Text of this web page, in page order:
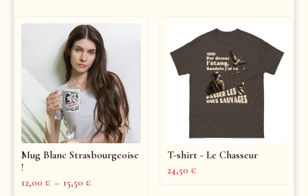
Mug Blanc Strasbourgeoise
!
12,00 € – 15,50 €
T-shirt - Le Chasseur
24,50 €